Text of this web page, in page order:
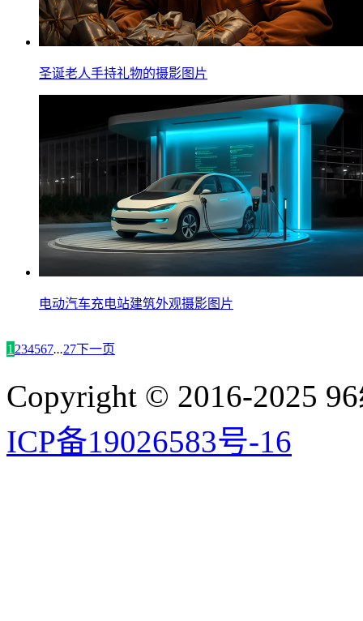
圣诞老人手持礼物的摄影图片
电动汽车充电站建筑外观摄影图片
1 234567...27下一页
Copyright © 2016-2025
ICP备19026583号-16